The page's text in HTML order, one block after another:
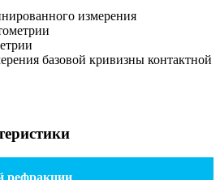
измерения
базовой кривизны контактной